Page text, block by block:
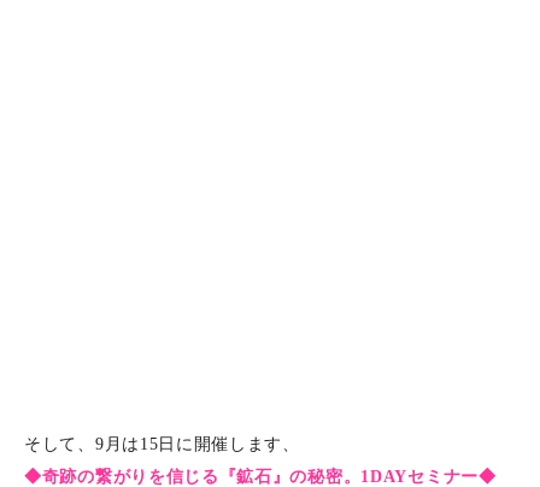
そして、9月は15日に開催します、
◆奇跡の繋がりを信じる『鉱石』の秘密。1DAYセミナー◆